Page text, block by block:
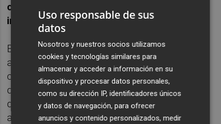
considera una campaña difamatoria
instrumental en su contra".
El dirigente 'popular' provincial expone
asimismo su intención de convocar, "con
carácter extraordinario y urgente", la Junta
de Gobierno de la Diputación Provincial
donde propone que se adopten varios
acuerdos. Entre ellos, ofrecer a la autoridad
Uso responsable de sus
datos
Nosotros y nuestros socios utilizamos
cookies y tecnologías similares para
almacenar y acceder a información en su
dispositivo y procesar datos personales,
como su dirección IP, identificadores únicos
y datos de navegación, para ofrecer
anuncios y contenido personalizados, medir